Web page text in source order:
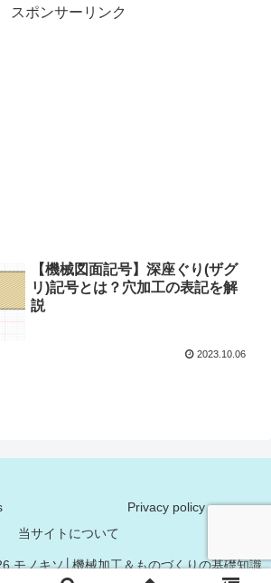
スポンサーリンク
【機械図面記号】深座ぐり(ザグ
リ)記号とは？穴加工の表記を解
説
2023.10.06
Privacy policy
当サイトについて
モノキソ│機械加工＆ものづくりの基礎知識